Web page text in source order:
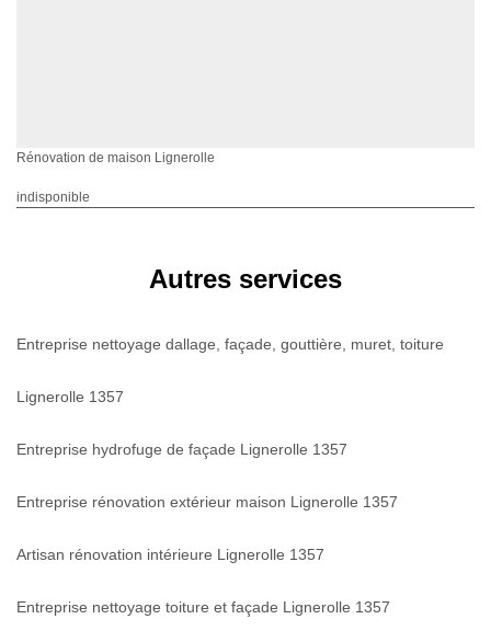
Rénovation de maison Lignerolle
indisponible
Autres services
Entreprise nettoyage dallage, façade, gouttière, muret, toiture
Lignerolle 1357
Entreprise hydrofuge de façade Lignerolle 1357
Entreprise rénovation extérieur maison Lignerolle 1357
Artisan rénovation intérieure Lignerolle 1357
Entreprise nettoyage toiture et façade Lignerolle 1357